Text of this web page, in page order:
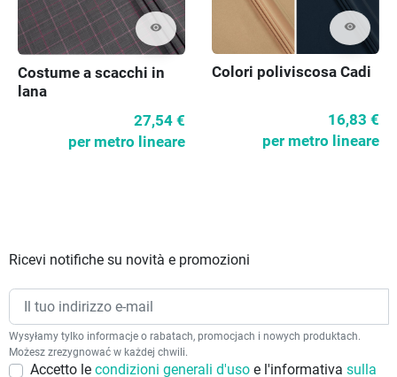
visibility
Costume a scacchi in
lana
27,54 €
per metro lineare
visibility
Colori poliviscosa Cadi
16,83 €
per metro lineare
Ricevi notifiche su novità e promozioni
Wysyłamy tylko informacje o rabatach, promocjach i nowych produktach.
Możesz zrezygnować w każdej chwili.
Accetto le condizioni generali d'uso e l'informativa sulla